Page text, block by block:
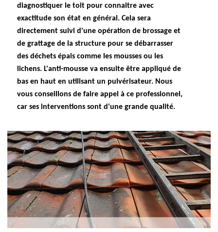
diagnostiquer le toit pour connaitre avec
exactitude son état en général. Cela sera
directement suivi d'une opération de brossage et
de grattage de la structure pour se débarrasser
des déchets épais comme les mousses ou les
lichens. L'anti-mousse va ensuite être appliqué de
bas en haut en utilisant un pulvérisateur. Nous
vous conseillons de faire appel à ce professionnel,
car ses interventions sont d'une grande qualité.